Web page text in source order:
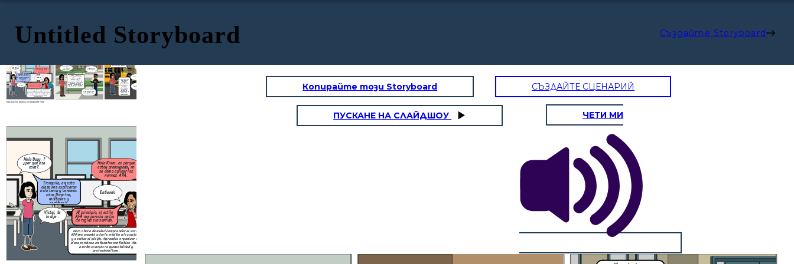
Untitled Storyboard Създайте Storyboard
Cree sus los propios en Storyboard That
Hola Dary, ?
¿por qué esa
cara?.
Hola Kiara, es porque
estoy preocupada, no
se como aplicar las
normas APA.
Tranquila, en esta
clase nos explicaran
este tema y veremos
citas Directas,
múltiples y
paráfrasis.
Entiendo
Viste!, te
lo dije .
Al principio, el estilo
APA me parecía un lío
de reglas sin sentido.
Pero ahora descubrí comprender el estilo
APA me enseñó a darle crédito a los autores
y a evitar el plagio. Aprendí a organizar mis
ideas con base en fuentes confiables. Ahora
escribo con más responsabilidad y
profesionalismo.
Hola Norman!,
entendiste el
tema de hoy? Hola Dariela,
si claro y tu?
También , aprendí a
reconocer los tipos de
variable me ayuda a
analizar mejor la
información y aplicar los
instrumentos. Ahora puedo
entender qué datos
necesito y cómo usarlos, lo
que me da más seguridad
al hacer investigaciones."
Me parece genial!
y tienes razón esto
nos ayudara en
esta investigación
Chicos ustedes
desarrollo del estado del
arte.
Cierto tienen
razón
Dary tuviste
limitaciones en el
Creo que sí, tuve
una falta de
recursos
tecnológicos
personales como
mi computadora y
también
Dificultad para
comprender y
aplicar los
contenidos de la
clase en la
investigación
Hola Dary, ?
¿por qué esa
cara?.
Hola Kiara, es porque
estoy preocupada, no
se como aplicar las
normas APA.
Tranquila, en esta
clase nos explicaran
este tema y veremos
citas Directas,
múltiples y
paráfrasis.
Entiendo
Viste!, te
lo dije .
Al principio, el estilo
APA me parecía un lío
de reglas sin sentido.
Pero ahora descubrí comprender el estilo
APA me enseñó a darle crédito a los autores
y a evitar el plagio. Aprendí a organizar mis
ideas con base en fuentes confiables. Ahora
escribo con más responsabilidad y
profesionalismo.
Копирайте този Storyboard СЪЗДАЙТЕ СЦЕНАРИЙ
ПУСКАНЕ НА СЛАЙДШОУ ЧЕТИ МИ